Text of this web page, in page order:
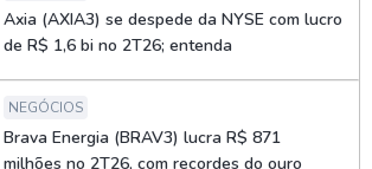
Axia (AXIA3) se despede da NYSE com lucro
de R$ 1,6 bi no 2T26; entenda
NEGÓCIOS
Brava Energia (BRAV3) lucra R$ 871
milhões no 2T26, com recordes do ouro